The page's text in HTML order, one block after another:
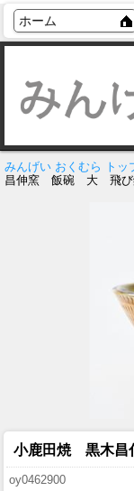
ホーム
みんげい おくむら トッ
昌伸窯 飯碗 大 飛
小鹿田焼 黒木
oy0462900